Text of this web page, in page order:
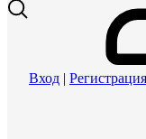
Вход | Регистрация